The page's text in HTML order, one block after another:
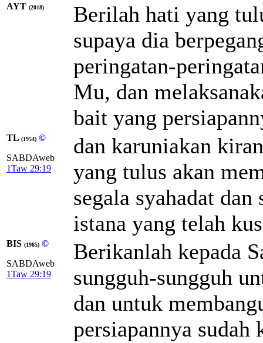
AYT (2018)
Berilah hati yang
supaya dia
peringatan-
Mu, dan
bait yang
TL (1954) ©
SABDAweb
1Taw 29:19
dan karuniakan
yang tulus akan
segala syahadat
istana yang telah
BIS (1985) ©
SABDAweb
1Taw 29:19
Berikanlah kepada
sungguh-sungguh
dan untuk
persiapannya sudah